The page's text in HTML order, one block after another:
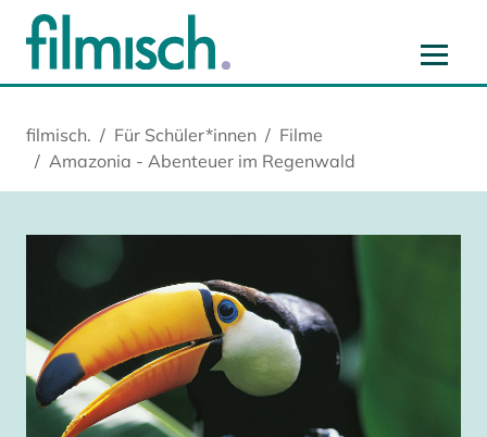
Hauptinhalt springen
Hauptnavigation springen
Cookie-Einstellungen springen
Startseite springen
filmisch. Für Schüler*innen
Filme
Amazonia - Abenteuer im Regenwald